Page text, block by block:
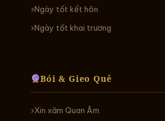
Ngày tốt kết hôn
Ngày tốt khai trương
Bói & Gieo Quẻ
Xin xăm Quan Âm